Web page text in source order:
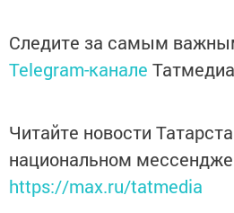
Следите за самым
Telegram-канале Татмедиа
Читайте новости
национальном
https://max.ru/tatmedia